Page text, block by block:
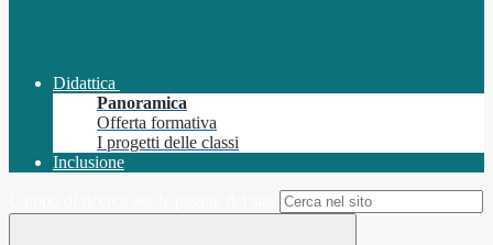
Didattica
Panoramica
Offerta formativa
I progetti delle classi
Inclusione